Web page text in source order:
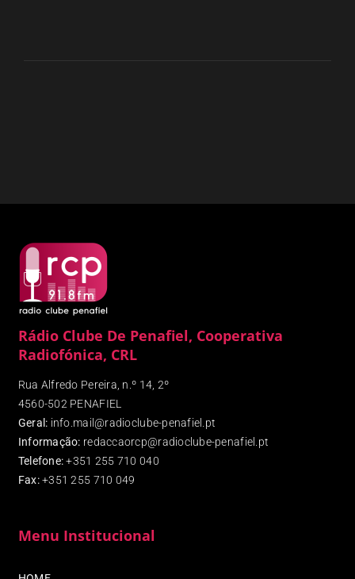
Rádio Clube De Penafiel, Cooperativa
Radiofónica, CRL
Rua Alfredo Pereira, n.º 14, 2º
4560-502 PENAFIEL
Geral: info.mail@radioclube-penafiel.pt
Informação: redaccaorcp@radioclube-penafiel.pt
Telefone: +351 255 710 040
Fax:+351 255 710 049
Menu Institucional